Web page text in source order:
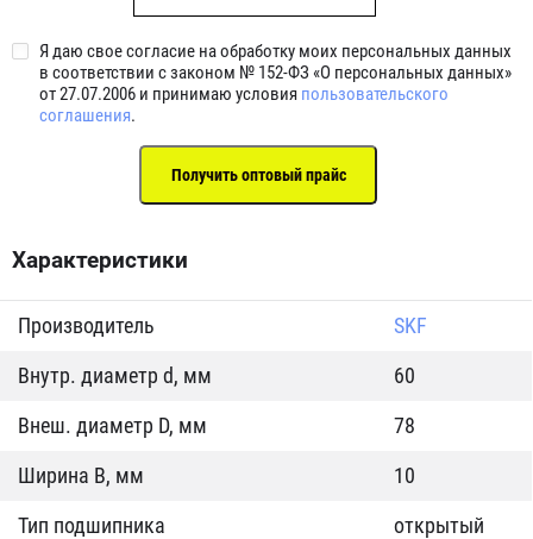
Я даю свое согласие на обработку моих персональных данных
в соответствии с законом № 152-ФЗ «О персональных данных»
от 27.07.2006 и принимаю условия пользовательского
соглашения.
Характеристики
Производитель
SKF
Внутр. диаметр d, мм
60
Внеш. диаметр D, мм
78
Ширина B, мм
10
Тип подшипника
открытый